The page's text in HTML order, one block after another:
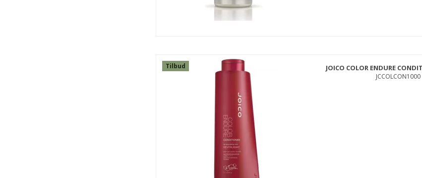
INNERSENSE HYDRATING CREAM HAIRBATH 295ML
Tilbud JOICO COLOR ENDURE
JCCOLCON1000